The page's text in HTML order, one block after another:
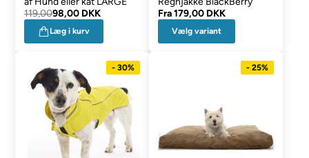
119,0098,00 DKK
Læg i kurv
Fra179,00 DKK
Vælg variant
- 30% - 25%